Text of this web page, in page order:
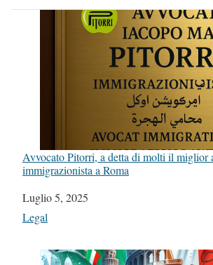
Avvocato Pitorri, a detta di molti il miglior
immigrazionista a Roma
Data
Luglio 5, 2025
In relazione a
Legal